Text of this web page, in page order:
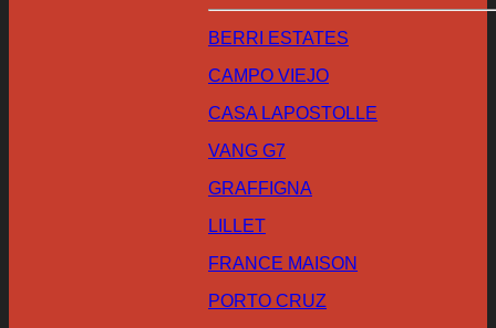
BERRI ESTATES
CAMPO VIEJO
CASA LAPOSTOLLE
VANG G7
GRAFFIGNA
LILLET
FRANCE MAISON
PORTO CRUZ